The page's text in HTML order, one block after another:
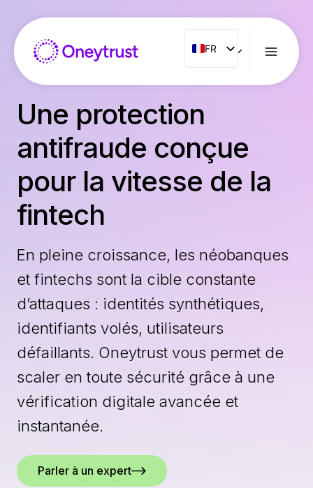
contenu
FR
FR
ENG
NL
PT
RO
Une protection
antifraude conçue
pour la vitesse de la
fintech
En pleine croissance, les néobanques
et fintechs sont la cible constante
d’attaques : identités synthétiques,
identifiants volés, utilisateurs
défaillants. Oneytrust vous permet de
scaler en toute sécurité grâce à une
vérification digitale avancée et
instantanée.
Parler à un expert